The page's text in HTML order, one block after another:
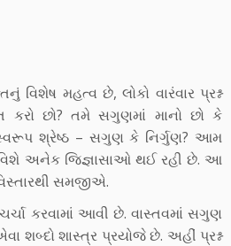
વિશેષ મહત્વ છે, લોકો વારંવાર પ્રશ્ન
છો? તમે સગુણમાં માનો છો કે
શ્રેષ્ઠ – સગુણ કે નિર્ગુણ? આમ
અનેક જિજ્ઞાસાઓ થઈ રહી છે. આ
સમજીએ.
કરવામાં આવી છે. વાસ્તવમાં સગુણ
શબ્દો શાસ્ત્ર પ્રયોજે છે. અહીં પ્રશ્ન